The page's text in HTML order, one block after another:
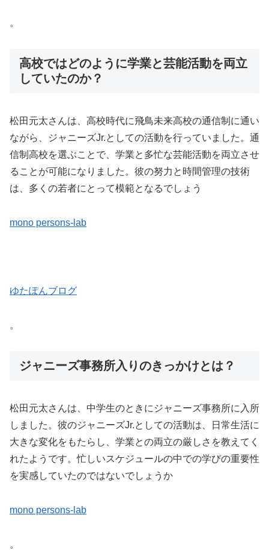
。
高校ではどのように学業と芸能活動を両立
していたのか？
松田元太さんは、高校時代に飛鳥未来高校の通信制に通い
ながら、ジャニーズJr.としての活動を行っていました。通
信制高校を選ぶことで、学業と多忙な芸能活動を両立させ
ることが可能になりました。彼の努力と時間管理の技術
は、多くの若者にとって模範となるでしょう​
mono persons-lab
ゆたぽんブログ
。
ジャニーズ事務所入りのきっかけとは？
松田元太さんは、中学生のときにジャニーズ事務所に入所
しました。彼のジャニーズJr.としての活動は、日常生活に
大きな変化をもたらし、学業との両立の厳しさを教えてく
れたようです。忙しいスケジュールの中での学びの重要性
を実感していたのではないでしょうか​
mono persons-lab
。